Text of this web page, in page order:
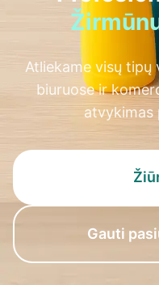
Atliekame visų tipų
biuruose ir
atvykimas
Gauti